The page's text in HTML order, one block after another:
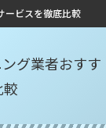
ービスを徹底比較
グ業者おすす